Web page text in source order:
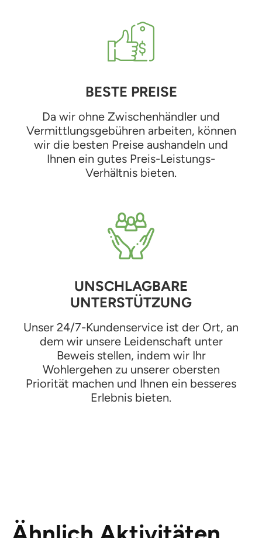
BESTE PREISE
Da wir ohne Zwischenhändler und
Vermittlungsgebühren arbeiten, können
wir die besten Preise aushandeln und
Ihnen ein gutes Preis-Leistungs-
Verhältnis bieten.
UNSCHLAGBARE
UNTERSTÜTZUNG
Unser 24/7-Kundenservice ist der Ort, an
dem wir unsere Leidenschaft unter
Beweis stellen, indem wir Ihr
Wohlergehen zu unserer obersten
Priorität machen und Ihnen ein besseres
Erlebnis bieten.